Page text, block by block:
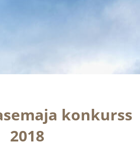
konkurss
2018